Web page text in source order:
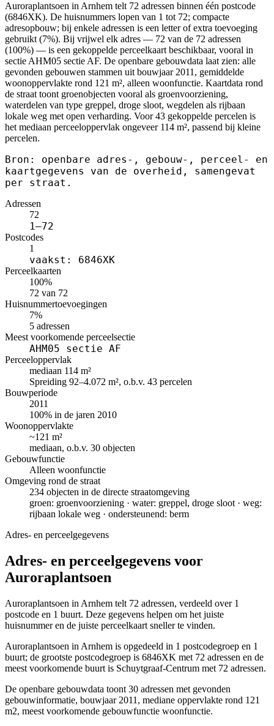
Auroraplantsoen in Arnhem telt 72 adressen binnen één postcode
(6846XK). De huisnummers lopen van 1 tot 72; compacte
adresopbouw; bij enkele adressen is een letter of extra toevoeging
gebruikt (7%). Bij vrijwel elk adres — 72 van de 72 adressen
(100%) — is een gekoppelde perceelkaart beschikbaar, vooral in
sectie AHM05 sectie AF. De openbare gebouwdata laat zien: alle
gevonden gebouwen stammen uit bouwjaar 2011, gemiddelde
woonoppervlakte rond 121 m², alleen woonfunctie. Kaartdata rond
de straat toont groenobjecten vooral als groenvoorziening,
waterdelen van type greppel, droge sloot, wegdelen als rijbaan
lokale weg met open verharding. Voor 43 gekoppelde percelen is
het mediaan perceeloppervlak ongeveer 114 m², passend bij kleine
percelen.
Bron: openbare adres-, gebouw-, perceel- en
kaartgegevens van de overheid, samengevat
per straat.
Adressen
72
1–72
Postcodes
1
vaakst: 6846XK
Perceelkaarten
100%
72 van 72
Huisnummertoevoegingen
7%
5 adressen
Meest voorkomende perceelsectie
AHM05 sectie AF
Perceeloppervlak
mediaan 114 m²
Spreiding 92–4.072 m², o.b.v. 43 percelen
Bouwperiode
2011
100% in de jaren 2010
Woonoppervlakte
~121 m²
mediaan, o.b.v. 30 objecten
Gebouwfunctie
Alleen woonfunctie
Omgeving rond de straat
234 objecten in de directe straatomgeving
groen: groenvoorziening · water: greppel, droge sloot · weg:
rijbaan lokale weg · ondersteunend: berm
Adres- en perceelgegevens
Adres- en perceelgegevens voor
Auroraplantsoen
Auroraplantsoen in Arnhem telt 72 adressen, verdeeld over 1
postcode en 1 buurt. Deze gegevens helpen om het juiste
huisnummer en de juiste perceelkaart sneller te vinden.
Auroraplantsoen in Arnhem is opgedeeld in 1 postcodegroep en 1
buurt; de grootste postcodegroep is 6846XK met 72 adressen en de
meest voorkomende buurt is Schuytgraaf-Centrum met 72 adressen.
De openbare gebouwdata toont 30 adressen met gevonden
gebouwinformatie, bouwjaar 2011, mediane oppervlakte rond 121
m2, meest voorkomende gebouwfunctie woonfunctie.